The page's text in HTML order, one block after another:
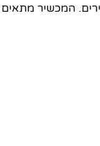
שרירים.